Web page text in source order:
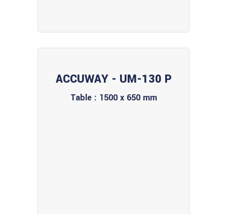
ACCUWAY - UM-130 P
Table : 1500 x 650 mm